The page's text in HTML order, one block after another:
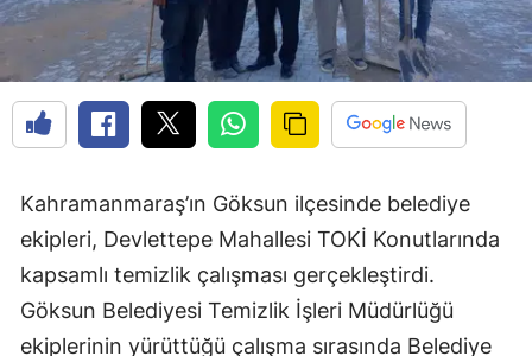
Kahramanmaraş’ın Göksun ilçesinde belediye
ekipleri, Devlettepe Mahallesi TOKİ Konutlarında
kapsamlı temizlik çalışması gerçekleştirdi.
Göksun Belediyesi Temizlik İşleri Müdürlüğü
ekiplerinin yürüttüğü çalışma sırasında Belediye